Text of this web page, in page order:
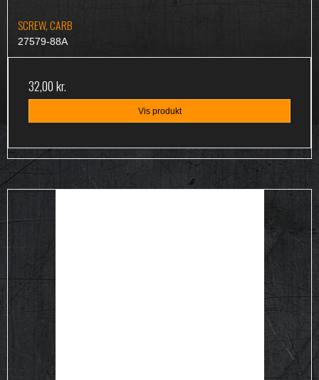
SCREW, CARB
27579-88A
32,00 kr.
Vis produkt